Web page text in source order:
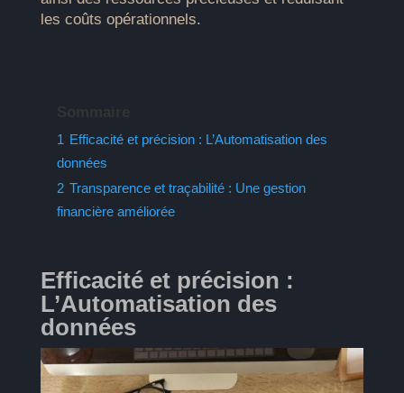
les coûts opérationnels.
1 Efficacité et précision : L’Automatisation des
données
2 Transparence et traçabilité : Une gestion
financière améliorée
Efficacité et précision :
L’Automatisation des
données